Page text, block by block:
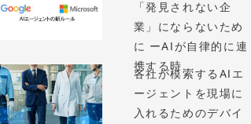
「発見されない企
業」にならないため
に ーAIが自律的に連
携する時...
各社が模索するAIエ
ージェントを現場に
入れるためのデバイ